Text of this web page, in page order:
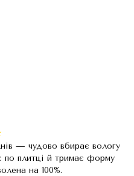
— чудово вбирає вологу
плитці й тримає форму
на 100%.